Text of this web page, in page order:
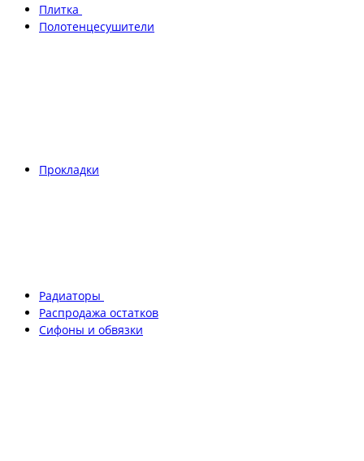
Плитка
Полотенцесушители
Прокладки
Радиаторы
Распродажа остатков
Сифоны и обвязки